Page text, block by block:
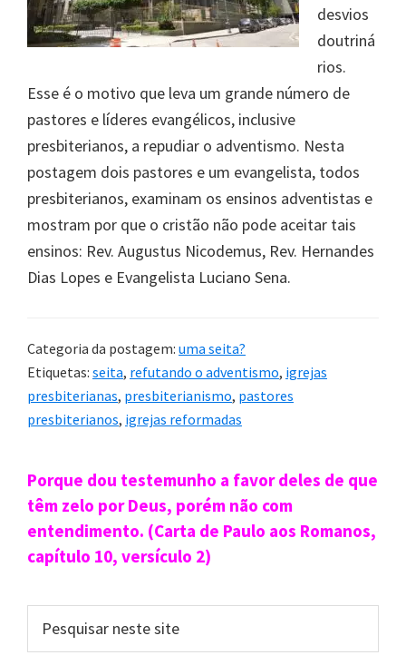
desvios
doutriná
rios.
Esse é o motivo que leva um grande número de
pastores e líderes evangélicos, inclusive
presbiterianos, a repudiar o adventismo. Nesta
postagem dois pastores e um evangelista, todos
presbiterianos, examinam os ensinos adventistas e
mostram por que o cristão não pode aceitar tais
ensinos: Rev. Augustus Nicodemus, Rev. Hernandes
Dias Lopes e Evangelista Luciano Sena.
Categoria da postagem: uma seita?
Etiquetas: seita, refutando o adventismo, igrejas
presbiterianas, presbiterianismo, pastores
presbiterianos, igrejas reformadas
Sidebar
primária
Porque dou testemunho a favor deles de que
têm zelo por Deus, porém não com
entendimento. (Carta de Paulo aos Romanos,
capítulo 10, versículo 2)
neste